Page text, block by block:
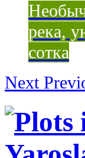
река,
сотка
Next